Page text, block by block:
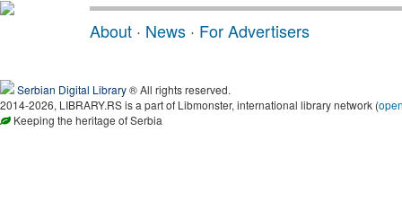
About · News · For Advertisers
Serbian Digital Library® All rights reserved.
2014-2026, LIBRARY.RS is a part of Libmonster, international library network (
Keeping the heritage of Serbia